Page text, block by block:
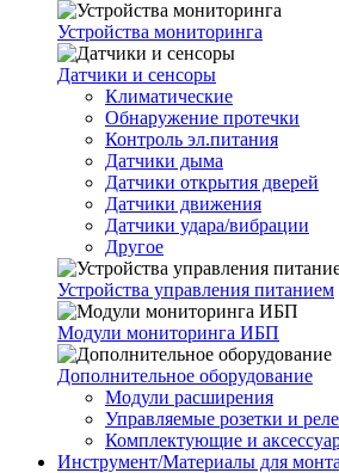
Устройства мониторинга
Датчики и сенсоры
Климатические
Обнаружение протечки
Контроль эл.питания
Датчики дыма
Датчики открытия дверей
Датчики движения
Датчики удара/вибрации
Другое
Устройства управления питанием
Модули мониторинга ИБП
Дополнительное оборудование
Модули расширения
Управляемые розетки и реле
Комплектующие и
Инструмент/Материалы для